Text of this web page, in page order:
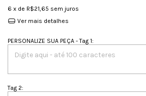
6 x de R$21,65 sem juros
Ver mais detalhes
PERSONALIZE SUA PEÇA - Tag 1:
Tag 2: